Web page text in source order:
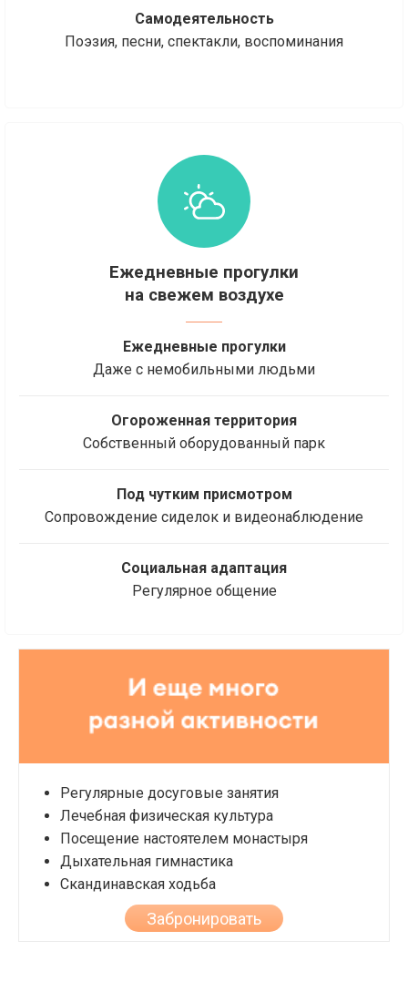
Самодеятельность
Поэзия, песни, спектакли, воспоминания
Ежедневные прогулки
на свежем воздухе
Ежедневные прогулки
Даже с немобильными людьми
Огороженная территория
Собственный оборудованный парк
Под чутким присмотром
Сопровождение сиделок и видеонаблюдение
Социальная адаптация
Регулярное общение
Регулярные досуговые занятия
Лечебная физическая культура
Посещение настоятелем монастыря
Дыхательная гимнастика
Скандинавская ходьба
Забронировать